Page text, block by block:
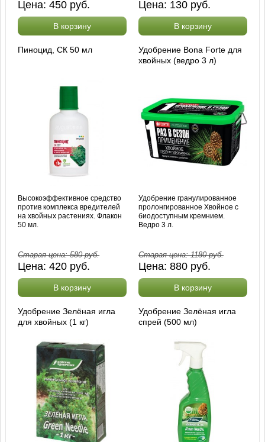
Цена:450 руб.
В корзину
Цена: 130 руб.
В корзину
Пиноцид, СК 50 мл
Высокоэффективное средство
против комплекса вредителей
на хвойных растениях. Флакон
50 мл.
Старая цена:580руб.
Цена:420 руб.
В корзину
Удобрение Bona Forte для
хвойных (ведро 3 л)
Удобрение гранулированное
пролонгированное Хвойное с
биодоступным кремнием.
Ведро 3 л.
Старая цена:1180руб.
Цена: 880 руб.
В корзину
Удобрение Зелёная игла
для хвойных (1 кг)
Удобрение Зелёная игла
спрей (500 мл)